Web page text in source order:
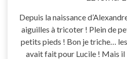
Depuis la naissance
aiguilles à tricoter ! Plein de
petits pieds ! Bon je triche…
avait fait pour Lucile ! Mais il